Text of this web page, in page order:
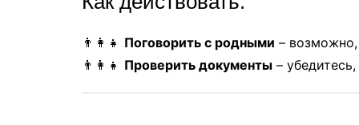
👨‍👩‍👧 Поговорить с родными –
👨‍‍👩‍👧 Проверить документы –